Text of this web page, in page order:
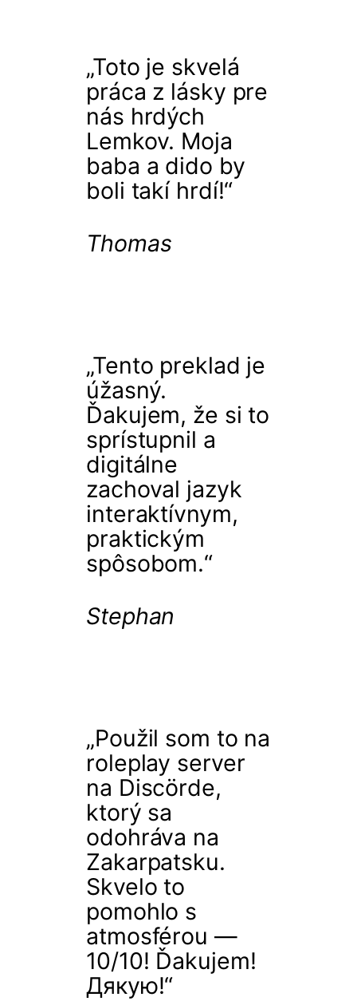
„Toto je skvelá
práca z lásky pre
nás hrdých
Lemkov. Moja
baba a dido by
boli takí hrdí!“
Thomas
„Tento preklad je
úžasný.
Ďakujem, že si to
sprístupnil a
digitálne
zachoval jazyk
interaktívnym,
praktickým
spôsobom.“
Stephan
„Použil som to na
roleplay server
na Discörde,
ktorý sa
odohráva na
Zakarpatsku.
Skvelo to
pomohlo s
atmosférou —
10/10! Ďakujem!
Дякую!“